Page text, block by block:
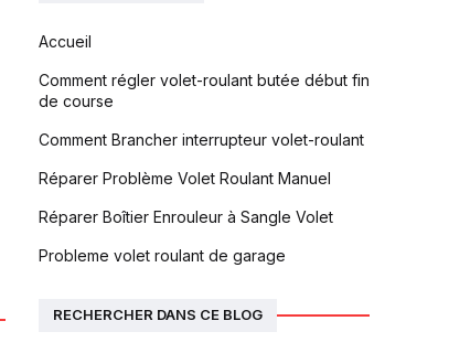
Accueil
Comment régler volet-roulant butée début fin
de course
Comment Brancher interrupteur volet-roulant
Réparer Problème Volet Roulant Manuel
Réparer Boîtier Enrouleur à Sangle Volet
Probleme volet roulant de garage
RECHERCHER DANS CE BLOG